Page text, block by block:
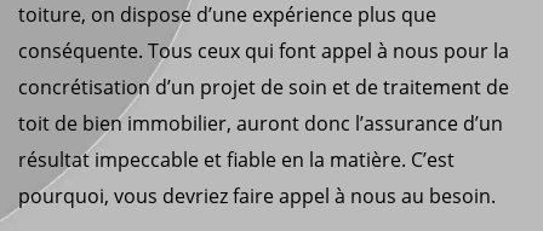
toiture, on dispose d’une expérience plus que
conséquente. Tous ceux qui font appel à nous pour la
concrétisation d’un projet de soin et de traitement de
toit de bien immobilier, auront donc l’assurance d’un
résultat impeccable et fiable en la matière. C’est
pourquoi, vous devriez faire appel à nous au besoin.